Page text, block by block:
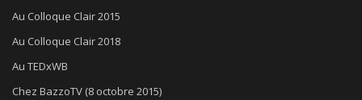
Au Colloque Clair 2015
Au Colloque Clair 2018
Au TEDxWB
Chez BazzoTV (8 octobre 2015)